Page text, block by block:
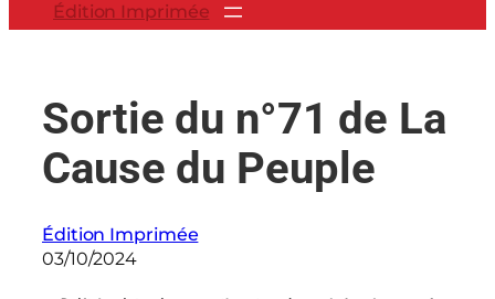
c
e
Édition Imprimée
Sortie du n°71 de La
Cause du Peuple
Édition Imprimée
03/10/2024